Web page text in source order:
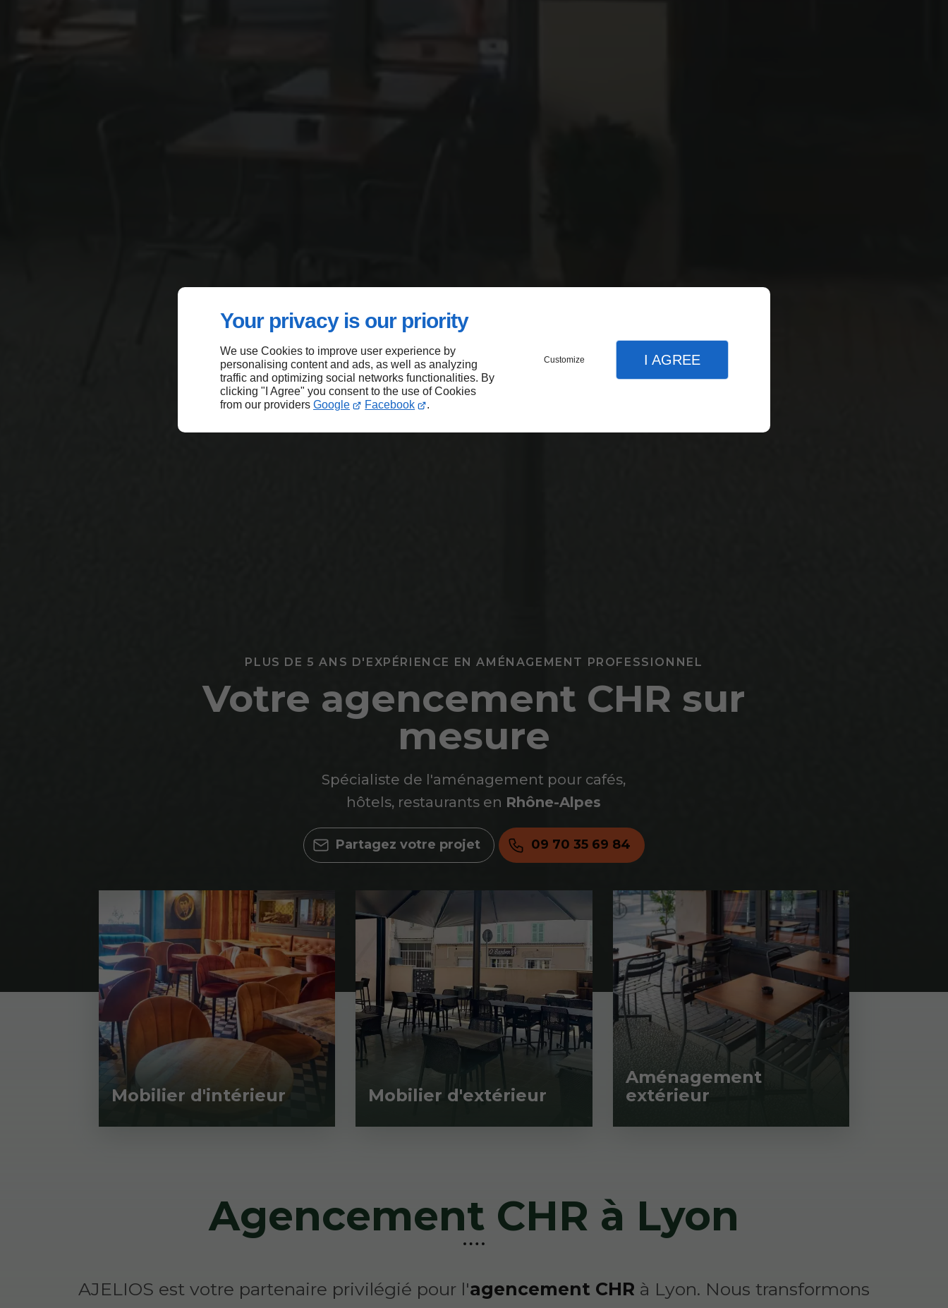
Your privacy is our priority
We use Cookies to improve user experience by
personalising content and ads, as well as analyzing
traffic and optimizing social networks functionalities. By
clicking "I Agree" you consent to the use of Cookies
from our providers Google Facebook .
Customize I AGREE
PLUS DE 5 ANS D'EXPÉRIENCE EN AMÉNAGEMENT PROFESSIONNEL
Votre agencement CHR sur
mesure
Spécialiste de l'aménagement pour cafés,
hôtels, restaurants en Rhône-Alpes
Partagez votre projet 09 70 35 69 84
Mobilier d'intérieur Mobilier d'extérieur
Aménagement
extérieur
Agencement CHR à Lyon
AJELIOS est votre partenaire privilégié pour l'agencement CHR à Lyon. Nous transformons